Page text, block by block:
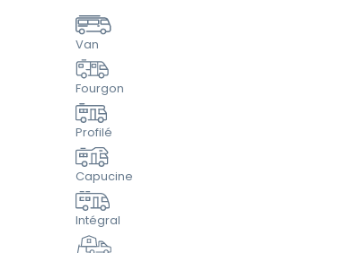
Van
Fourgon
Profilé
Capucine
Intégral